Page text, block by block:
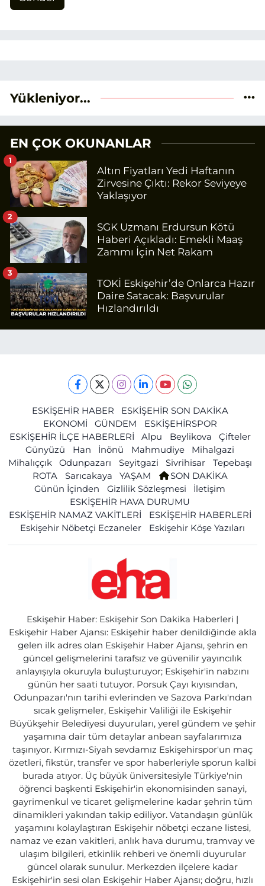
Yükleniyor...
EN ÇOK OKUNANLAR
Altın Fiyatları Yedi Haftanın
Zirvesine Çıktı: Rekor Seviyeye
Yaklaşıyor
1
SGK Uzmanı Erdursun Kötü
Haberi Açıkladı: Emekli Maaş
Zammı İçin Net Rakam
2
TOKİ Eskişehir’de Onlarca Hazır
Daire Satacak: Başvurular
Hızlandırıldı
3
ESKİŞEHİR HABER
ESKİŞEHİR SON DAKİKA
EKONOMİ
GÜNDEM
ESKİŞEHİRSPOR
ESKİŞEHİR İLÇE HABERLERİ
Alpu Beylikova
Çifteler
Günyüzü
Han İnönü Mahmudiye
Mihalgazi
Mihalıççık
Odunpazarı Seyitgazi Sivrihisar
Tepebaşı
ROTA
Sarıcakaya YAŞAM
SON DAKİKA
Günün İçinden
Gizlilik Sözleşmesi
İletişim
ESKİŞEHİR HAVA DURUMU
ESKİŞEHİR NAMAZ VAKİTLERİ
ESKİŞEHİR HABERLERİ
Eskişehir Nöbetçi Eczaneler
Eskişehir Köşe Yazıları
Eskişehir Haber: Eskişehir Son Dakika Haberleri |
Eskişehir Haber Ajansı: Eskişehir haber denildiğinde akla
gelen ilk adres olan Eskişehir Haber Ajansı, şehrin en
güncel gelişmelerini tarafsız ve güvenilir yayıncılık
anlayışıyla okuruyla buluşturuyor; Eskişehir'in nabzını
günün her saati tutuyor. Porsuk Çayı kıyısından,
Odunpazarı'nın tarihi evlerinden ve Sazova Parkı'ndan
sıcak gelişmeler, Eskişehir Valiliği ile Eskişehir
Büyükşehir Belediyesi duyuruları, yerel gündem ve şehir
yaşamına dair tüm detaylar anbean sayfalarımıza
taşınıyor. Kırmızı-Siyah sevdamız Eskişehirspor'un maç
özetleri, fikstür, transfer ve spor haberleriyle sporun kalbi
burada atıyor. Üç büyük üniversitesiyle Türkiye'nin
öğrenci başkenti Eskişehir'in ekonomisinden sanayi,
gayrimenkul ve ticaret gelişmelerine kadar şehrin tüm
dinamikleri yakından takip ediliyor. Vatandaşın günlük
yaşamını kolaylaştıran Eskişehir nöbetçi eczane listesi,
namaz ve ezan vakitleri, anlık hava durumu, tramvay ve
ulaşım bilgileri, etkinlik rehberi ve önemli duyurular
güncel olarak sunulur. Merkezden ilçelere kadar
Eskişehir'in sesi olan Eskişehir Haber Ajansı; doğru, hızlı